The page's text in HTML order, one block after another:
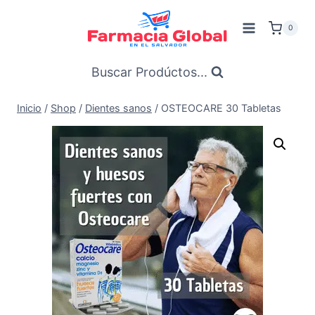
0
Buscar Prodúctos...
Inicio / Shop / Dientes sanos / OSTEOCARE 30 Tabletas